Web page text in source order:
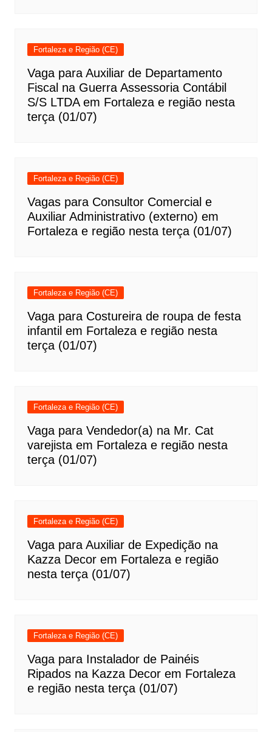
Fortaleza e Região (CE)
Vaga para Auxiliar de Departamento
Fiscal na Guerra Assessoria Contábil
S/S LTDA em Fortaleza e região nesta
terça (01/07)
Fortaleza e Região (CE)
Vagas para Consultor Comercial e
Auxiliar Administrativo (externo) em
Fortaleza e região nesta terça (01/07)
Fortaleza e Região (CE)
Vaga para Costureira de roupa de festa
infantil em Fortaleza e região nesta
terça (01/07)
Fortaleza e Região (CE)
Vaga para Vendedor(a) na Mr. Cat
varejista em Fortaleza e região nesta
terça (01/07)
Fortaleza e Região (CE)
Vaga para Auxiliar de Expedição na
Kazza Decor em Fortaleza e região
nesta terça (01/07)
Fortaleza e Região (CE)
Vaga para Instalador de Painéis
Ripados na Kazza Decor em Fortaleza
e região nesta terça (01/07)